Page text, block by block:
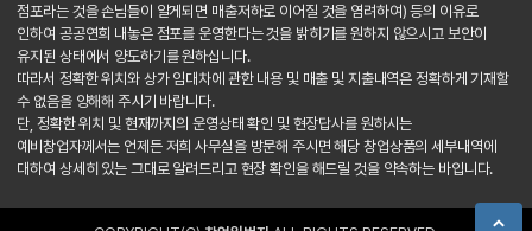
점포라는 것을 손님들이 알게되면 매출저하로 이어질 것을 염려하여) 등의 이유로
인하여 공공연희 내놓은 점포를 운영한다는 것을 밝히기를 원하지 않으시고 보안이
유지된 상태에서 양도하기를 원하십니다.
따라서 정확한 위치와 상가 임대차에 관한 내용 및 매출 및 지출내역은 정확하게 기재할
수 없음을 양해해 주시기 바랍니다.
단, 정확한 위치 및 현재까지의 운영상태 확인 및 현장답사를 원하시는
예비창업자께서는 언제든 저희 사무실을 방문해 주시면 해당 창업상품의 세부내역에
대하여 상세히 있는 그대로 알려드리고 현장 확인을 해드릴 것을 약속하는 바입니다.